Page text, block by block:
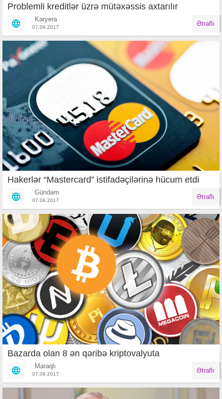
Problemli kreditlər üzrə mütəxəssis axtarılır
Karyera
07.09.2017 Ətraflı
Hakerlər “Mastercard” istifadəçilərinə hücum etdi
Gündəm
07.09.2017 Ətraflı
Bazarda olan 8 ən qəribə kriptovalyuta
Maraqlı
07.09.2017 Ətraflı